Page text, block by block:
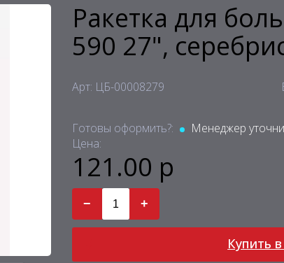
Ракетка для
590 27",
Арт: ЦБ-00008279
Готовы оформить?:
Менеджер
Цена:
121.00 р
− +
Купить